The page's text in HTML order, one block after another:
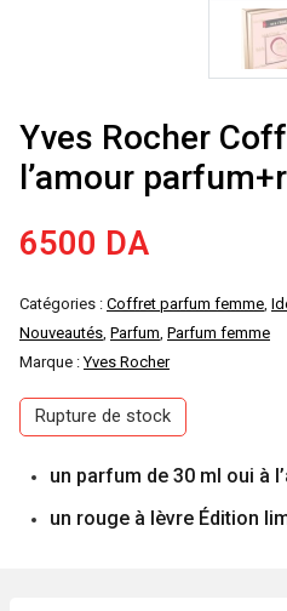
Yves Rocher
l’amour
6500 DA
Catégories : Coffret parfum femme,
Nouveautés, Parfum, Parfum femme
Marque :Yves Rocher
Rupture de stock
un parfum de 30 ml oui à
un rouge à lèvre Édition